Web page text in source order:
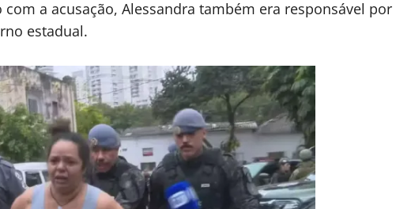
a acusação, Alessandra também era responsável
estadual.